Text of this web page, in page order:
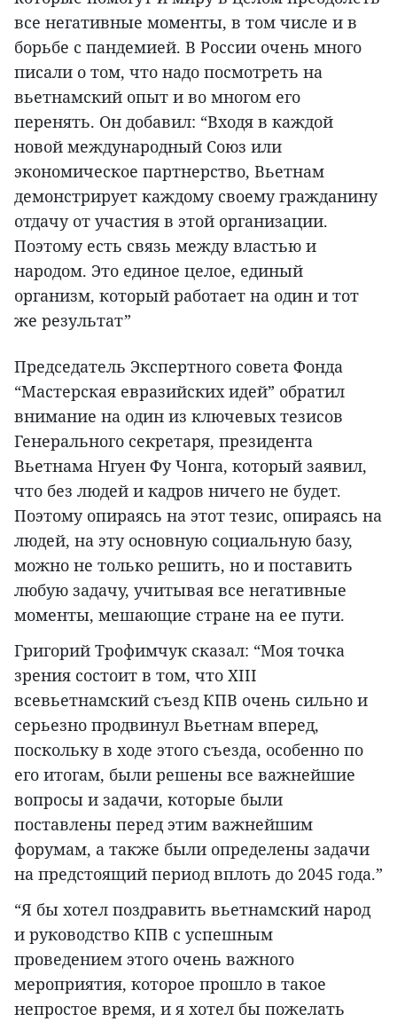
все негативные моменты, в том числе и в
борьбе с пандемией. В России очень много
писали о том, что надо посмотреть на
вьетнамский опыт и во многом его
перенять. Он добавил: “Входя в каждой
новой международный Союз или
экономическое партнерство, Вьетнам
демонстрирует каждому своему гражданину
отдачу от участия в этой организации.
Поэтому есть связь между властью и
народом. Это единое целое, единый
организм, который работает на один и тот
же результат”
Председатель Экспертного совета Фонда
“Мастерская евразийских идей” обратил
внимание на один из ключевых тезисов
Генерального секретаря, президента
Вьетнама Нгуен Фу Чонга, который заявил,
что без людей и кадров ничего не будет.
Поэтому опираясь на этот тезис, опираясь на
людей, на эту основную социальную базу,
можно не только решить, но и поставить
любую задачу, учитывая все негативные
моменты, мешающие стране на ее пути.
Григорий Трофимчук сказал: “Моя точка
зрения состоит в том, что XIII
всевьетнамский съезд КПВ очень сильно и
серьезно продвинул Вьетнам вперед,
поскольку в ходе этого съезда, особенно по
его итогам, были решены все важнейшие
вопросы и задачи, которые были
поставлены перед этим важнейшим
форумам, а также были определены задачи
на предстоящий период вплоть до 2045 года.”
“Я бы хотел поздравить вьетнамский народ
и руководство КПВ с успешным
проведением этого очень важного
мероприятия, которое прошло в такое
непростое время, и я хотел бы пожелать